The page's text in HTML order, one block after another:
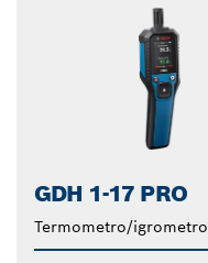
GDH 1-17 PRO
Termometro/igrometro